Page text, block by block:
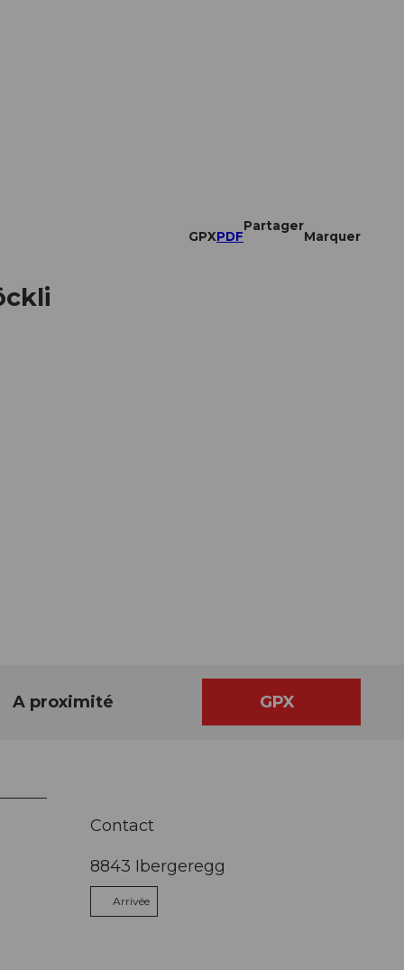
GPXPDF
Partager
Marquer
A proximité GPX
Contact
8843 Ibergeregg
Arrivée